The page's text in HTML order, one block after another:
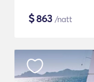
$863 /natt